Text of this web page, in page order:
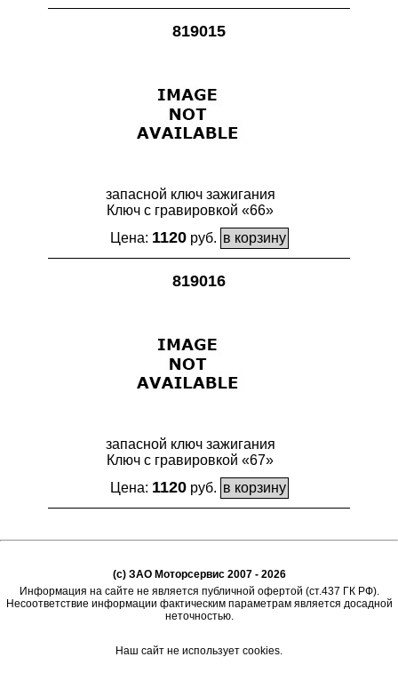
819015
запасной ключ зажигания
Ключ с гравировкой «66»
Цена: 1120руб.
819016
запасной ключ зажигания
Ключ с гравировкой «67»
Цена: 1120руб.
(c) ЗАО Моторсервис 2007 - 2026
Информация на сайте не является публичной офертой (ст.437 ГК РФ).
Несоответствие информации фактическим параметрам является досадной
неточностью.
Наш сайт не использует cookies.